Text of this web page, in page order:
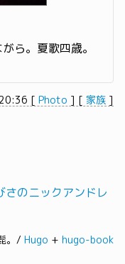
ら。夏歌四歳。
[ Photo ] [ 家族 ]
さのニックアンドレ
。/ Hugo + hugo-book